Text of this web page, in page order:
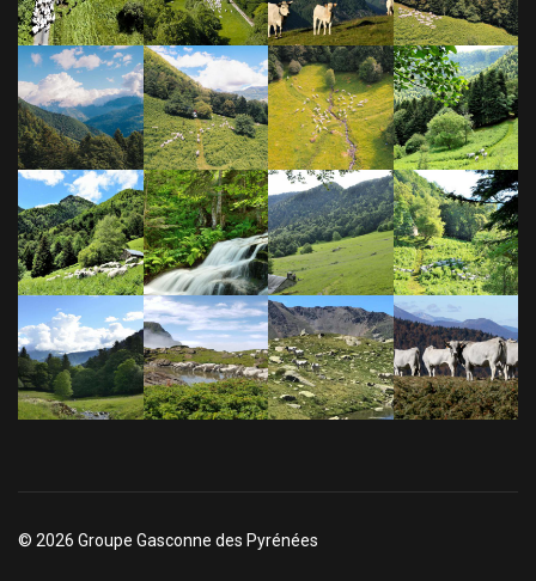
© 2026 Groupe Gasconne des Pyrénées